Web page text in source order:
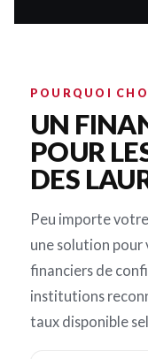
POURQUOI
UN
POUR
DES
Peu importe
une solution pour
financiers de
institutions
taux disponible